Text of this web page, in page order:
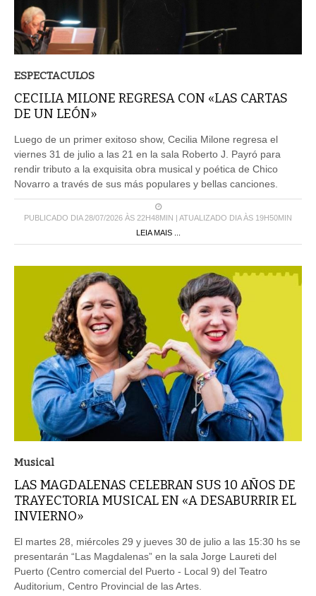
ESPECTACULOS
CECILIA MILONE REGRESA CON «LAS CARTAS
DE UN LEÓN»
Luego de un primer exitoso show, Cecilia Milone regresa el
viernes 31 de julio a las 21 en la sala Roberto J. Payró para
rendir tributo a la exquisita obra musical y poética de Chico
Novarro a través de sus más populares y bellas canciones.
PUBLICADO DIA 28/07/2026 ÀS 22H48MIN | ATUALIZADO DIA ÀS 19H50MIN
LEIA MAIS ...
Musical
LAS MAGDALENAS CELEBRAN SUS 10 AÑOS DE
TRAYECTORIA MUSICAL EN «A DESABURRIR EL
INVIERNO»
El martes 28, miércoles 29 y jueves 30 de julio a las 15:30 hs se
presentarán “Las Magdalenas” en la sala Jorge Laureti del
Puerto (Centro comercial del Puerto - Local 9) del Teatro
Auditorium, Centro Provincial de las Artes.